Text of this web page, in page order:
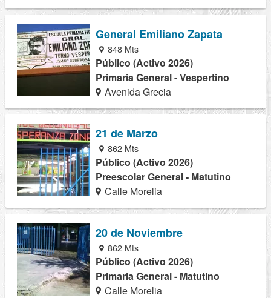
General Emiliano Zapata
848 Mts
Público (Activo 2026)
Primaria General - Vespertino
Avenida Grecia
21 de Marzo
862 Mts
Público (Activo 2026)
Preescolar General - Matutino
Calle Morelia
20 de Noviembre
862 Mts
Público (Activo 2026)
Primaria General - Matutino
Calle Morelia